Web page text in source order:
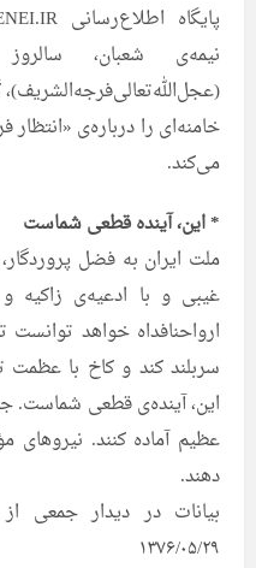
نیمه‌ی شعبان،
خامنه‌ای را درباره‌ی
می‌کند.
* این، آینده قطعی شماست
ملت ایران به فضل
غیبی و با ادعیه‌ی زاکیه و
ارواحنافداه خواهد توانست
سربلند کند و کاخ با عظمت
این، آینده‌ی قطعی شماست.
عظیم آماده کنند.
دهند.
بیانات در دیدار جمعی از
۱۳۷۶/۰۵/۲۹